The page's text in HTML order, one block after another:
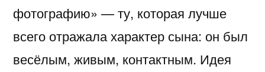
фотографию» — ту, которая лучше
всего отражала характер сына: он был
весёлым, живым, контактным. Идея